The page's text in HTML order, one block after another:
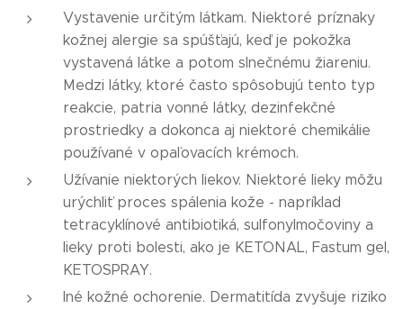
Vystavenie určitým látkam. Niektoré príznaky
kožnej alergie sa spúšťajú, keď je pokožka
vystavená látke a potom slnečnému žiareniu.
Medzi látky, ktoré často spôsobujú tento typ
reakcie, patria vonné látky, dezinfekčné
prostriedky a dokonca aj niektoré chemikálie
používané v opaľovacích krémoch.
Užívanie niektorých liekov. Niektoré lieky môžu
urýchliť proces spálenia kože - napríklad
tetracyklínové antibiotiká, sulfonylmočoviny a
lieky proti bolesti, ako je KETONAL, Fastum gel,
KETOSPRAY.
Iné kožné ochorenie. Dermatitída zvyšuje riziko